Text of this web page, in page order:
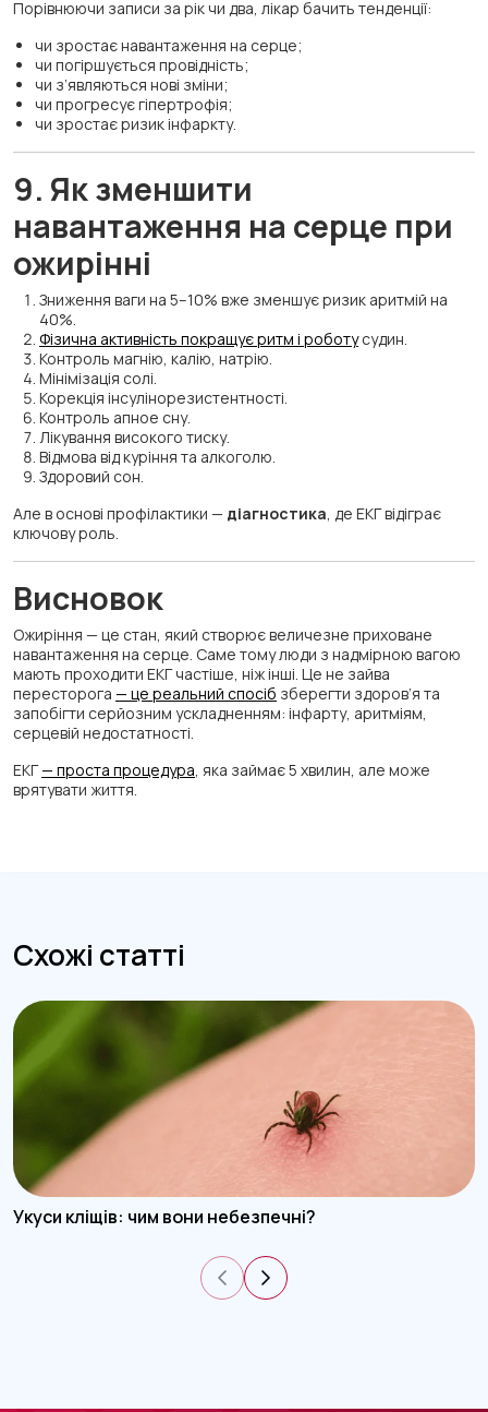
Порівнюючи записи за рік чи два, лікар бачить тенденції:
чи зростає навантаження на серце;
чи погіршується провідність;
чи з’являються нові зміни;
чи прогресує гіпертрофія;
чи зростає ризик інфаркту.
9. Як зменшити
навантаження на серце при
ожирінні
Зниження ваги на 5–10% вже зменшує ризик аритмій на
40%.
Фізична активність покращує ритм і роботусудин.
Контроль магнію, калію, натрію.
Мінімізація солі.
Корекція інсулінорезистентності.
Контроль апное сну.
Лікування високого тиску.
Відмова від куріння та алкоголю.
Здоровий сон.
Але в основі профілактики — діагностика , де ЕКГ відіграє
ключову роль.
Висновок
Ожиріння — це стан, який створює величезне приховане
навантаження на серце. Саме тому люди з надмірною вагою
мають проходити ЕКГ частіше, ніж інші. Це не зайва
пересторога — це реальний спосіб зберегти здоров’я та
запобігти серйозним ускладненням: інфарту, аритміям,
серцевій недостатності.
ЕКГ— проста процедура , яка займає 5 хвилин, але може
врятувати життя.
Схожі статті
Укуси кліщів: чим вони небезпечні?